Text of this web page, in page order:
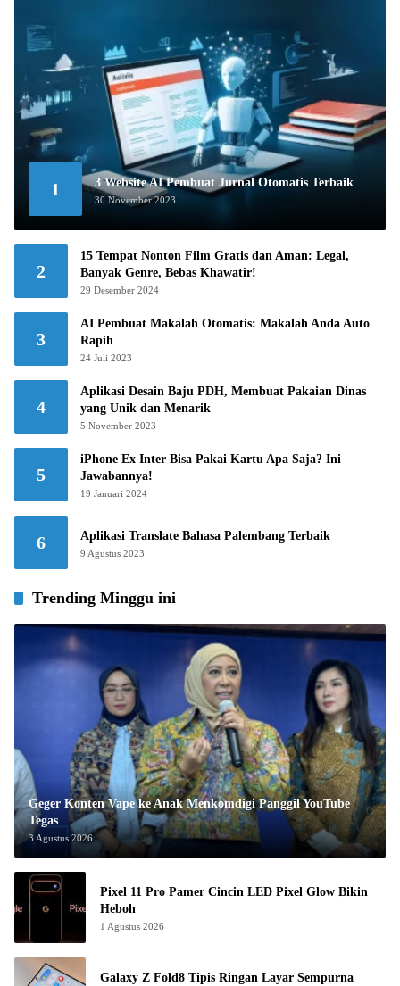
1 3 Website AI Pembuat Jurnal Otomatis Terbaik
30 November 2023
2
15 Tempat Nonton Film Gratis dan Aman: Legal,
Banyak Genre, Bebas Khawatir!
29 Desember 2024
3
AI Pembuat Makalah Otomatis: Makalah Anda Auto
Rapih
24 Juli 2023
4
Aplikasi Desain Baju PDH, Membuat Pakaian Dinas
yang Unik dan Menarik
5 November 2023
5
iPhone Ex Inter Bisa Pakai Kartu Apa Saja? Ini
Jawabannya!
19 Januari 2024
6 Aplikasi Translate Bahasa Palembang Terbaik
9 Agustus 2023
Trending Minggu ini
Geger Konten Vape ke Anak Menkomdigi Panggil YouTube
Tegas
3 Agustus 2026
Pixel 11 Pro Pamer Cincin LED Pixel Glow Bikin
Heboh
1 Agustus 2026
Galaxy Z Fold8 Tipis Ringan Layar Sempurna